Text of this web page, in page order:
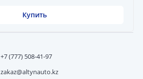
Купить
+7 (777) 508-41-97
zakaz@altynauto.kz